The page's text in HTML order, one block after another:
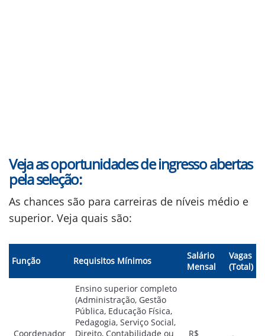
Veja as oportunidades de ingresso abertas
pela seleção:
As chances são para carreiras de níveis médio e
superior. Veja quais são:
Função Requisitos Mínimos
Salário
Mensal
Vagas
(Total)
Coordenador
Ensino superior completo
(Administração, Gestão
Pública, Educação Física,
Pedagogia, Serviço Social,
Direito, Contabilidade ou
R$